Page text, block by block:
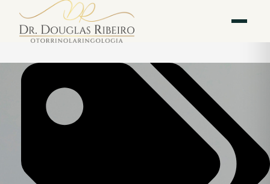
Mariana
Av. Paulista — Bela
Vista